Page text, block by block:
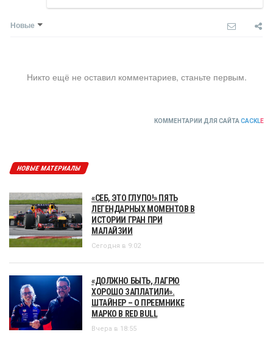
Новые
Никто ещё не оставил комментариев, станьте первым.
КОММЕНТАРИИ ДЛЯ САЙТА CACKLE
НОВЫЕ МАТЕРИАЛЫ
«СЕБ, ЭТО ГЛУПО!» ПЯТЬ
ЛЕГЕНДАРНЫХ МОМЕНТОВ В
ИСТОРИИ ГРАН ПРИ
МАЛАЙЗИИ
Сегодня в 9:02
«ДОЛЖНО БЫТЬ, ЛАГРЮ
ХОРОШО ЗАПЛАТИЛИ».
ШТАЙНЕР – О ПРЕЕМНИКЕ
МАРКО В RED BULL
Вчера в 18:55